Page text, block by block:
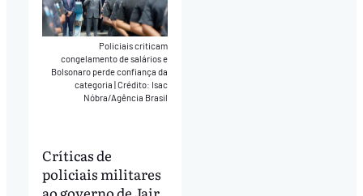
Policiais criticam
congelamento de salários e
Bolsonaro perde confiança da
categoria|Crédito: Isac
Nóbra/Agência Brasil
Críticas de
policiais militares